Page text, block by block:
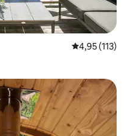
4,95 (113)